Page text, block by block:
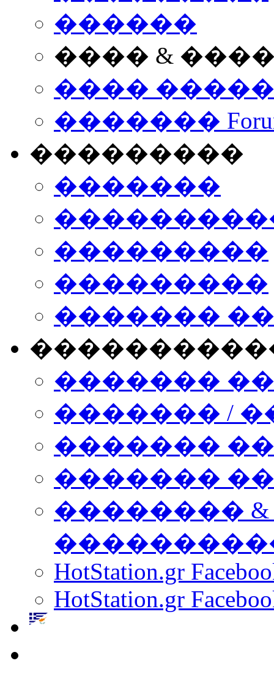
������
���� &
����
�������
���������
�������
���������
���������
�������
�������
������� /
�������
������� ���
��������
HotStation.gr
HotStation.gr